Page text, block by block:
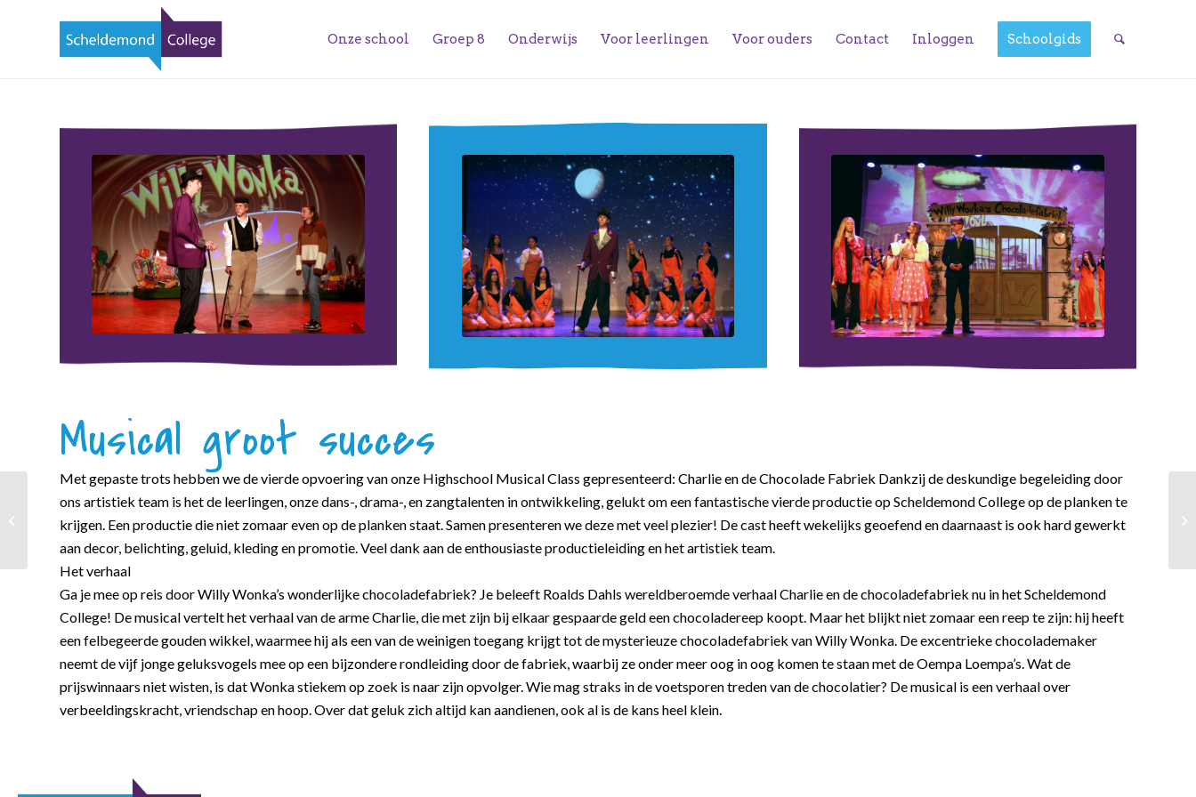
Onze school Groep 8 Onderwijs Voor leerlingen Voor ouders Contact Inloggen Schoolgids
Musical groot succes
Met gepaste trots hebben we de vierde opvoering van onze Highschool Musical Class gepresenteerd: Charlie en de Chocolade Fabriek Dankzij de deskundige begeleiding door
ons artistiek team is het de leerlingen, onze dans-, drama-, en zangtalenten in ontwikkeling, gelukt om een fantastische vierde productie op Scheldemond College op de planken te
krijgen. Een productie die niet zomaar even op de planken staat. Samen presenteren we deze met veel plezier! De cast heeft wekelijks geoefend en daarnaast is ook hard gewerkt
aan decor, belichting, geluid, kleding en promotie. Veel dank aan de enthousiaste productieleiding en het artistiek team.
Het verhaal
Ga je mee op reis door Willy Wonka’s wonderlijke chocoladefabriek? Je beleeft Roalds Dahls wereldberoemde verhaal Charlie en de chocoladefabriek nu in het Scheldemond
College! De musical vertelt het verhaal van de arme Charlie, die met zijn bij elkaar gespaarde geld een chocoladereep koopt. Maar het blijkt niet zomaar een reep te zijn: hij heeft
een felbegeerde gouden wikkel, waarmee hij als een van de weinigen toegang krijgt tot de mysterieuze chocoladefabriek van Willy Wonka. De excentrieke chocolademaker
neemt de vijf jonge geluksvogels mee op een bijzondere rondleiding door de fabriek, waarbij ze onder meer oog in oog komen te staan met de Oempa Loempa’s. Wat de
prijswinnaars niet wisten, is dat Wonka stiekem op zoek is naar zijn opvolger. Wie mag straks in de voetsporen treden van de chocolatier? De musical is een verhaal over
verbeeldingskracht, vriendschap en hoop. Over dat geluk zich altijd kan aandienen, ook al is de kans heel klein.
Geplande
brandoefening